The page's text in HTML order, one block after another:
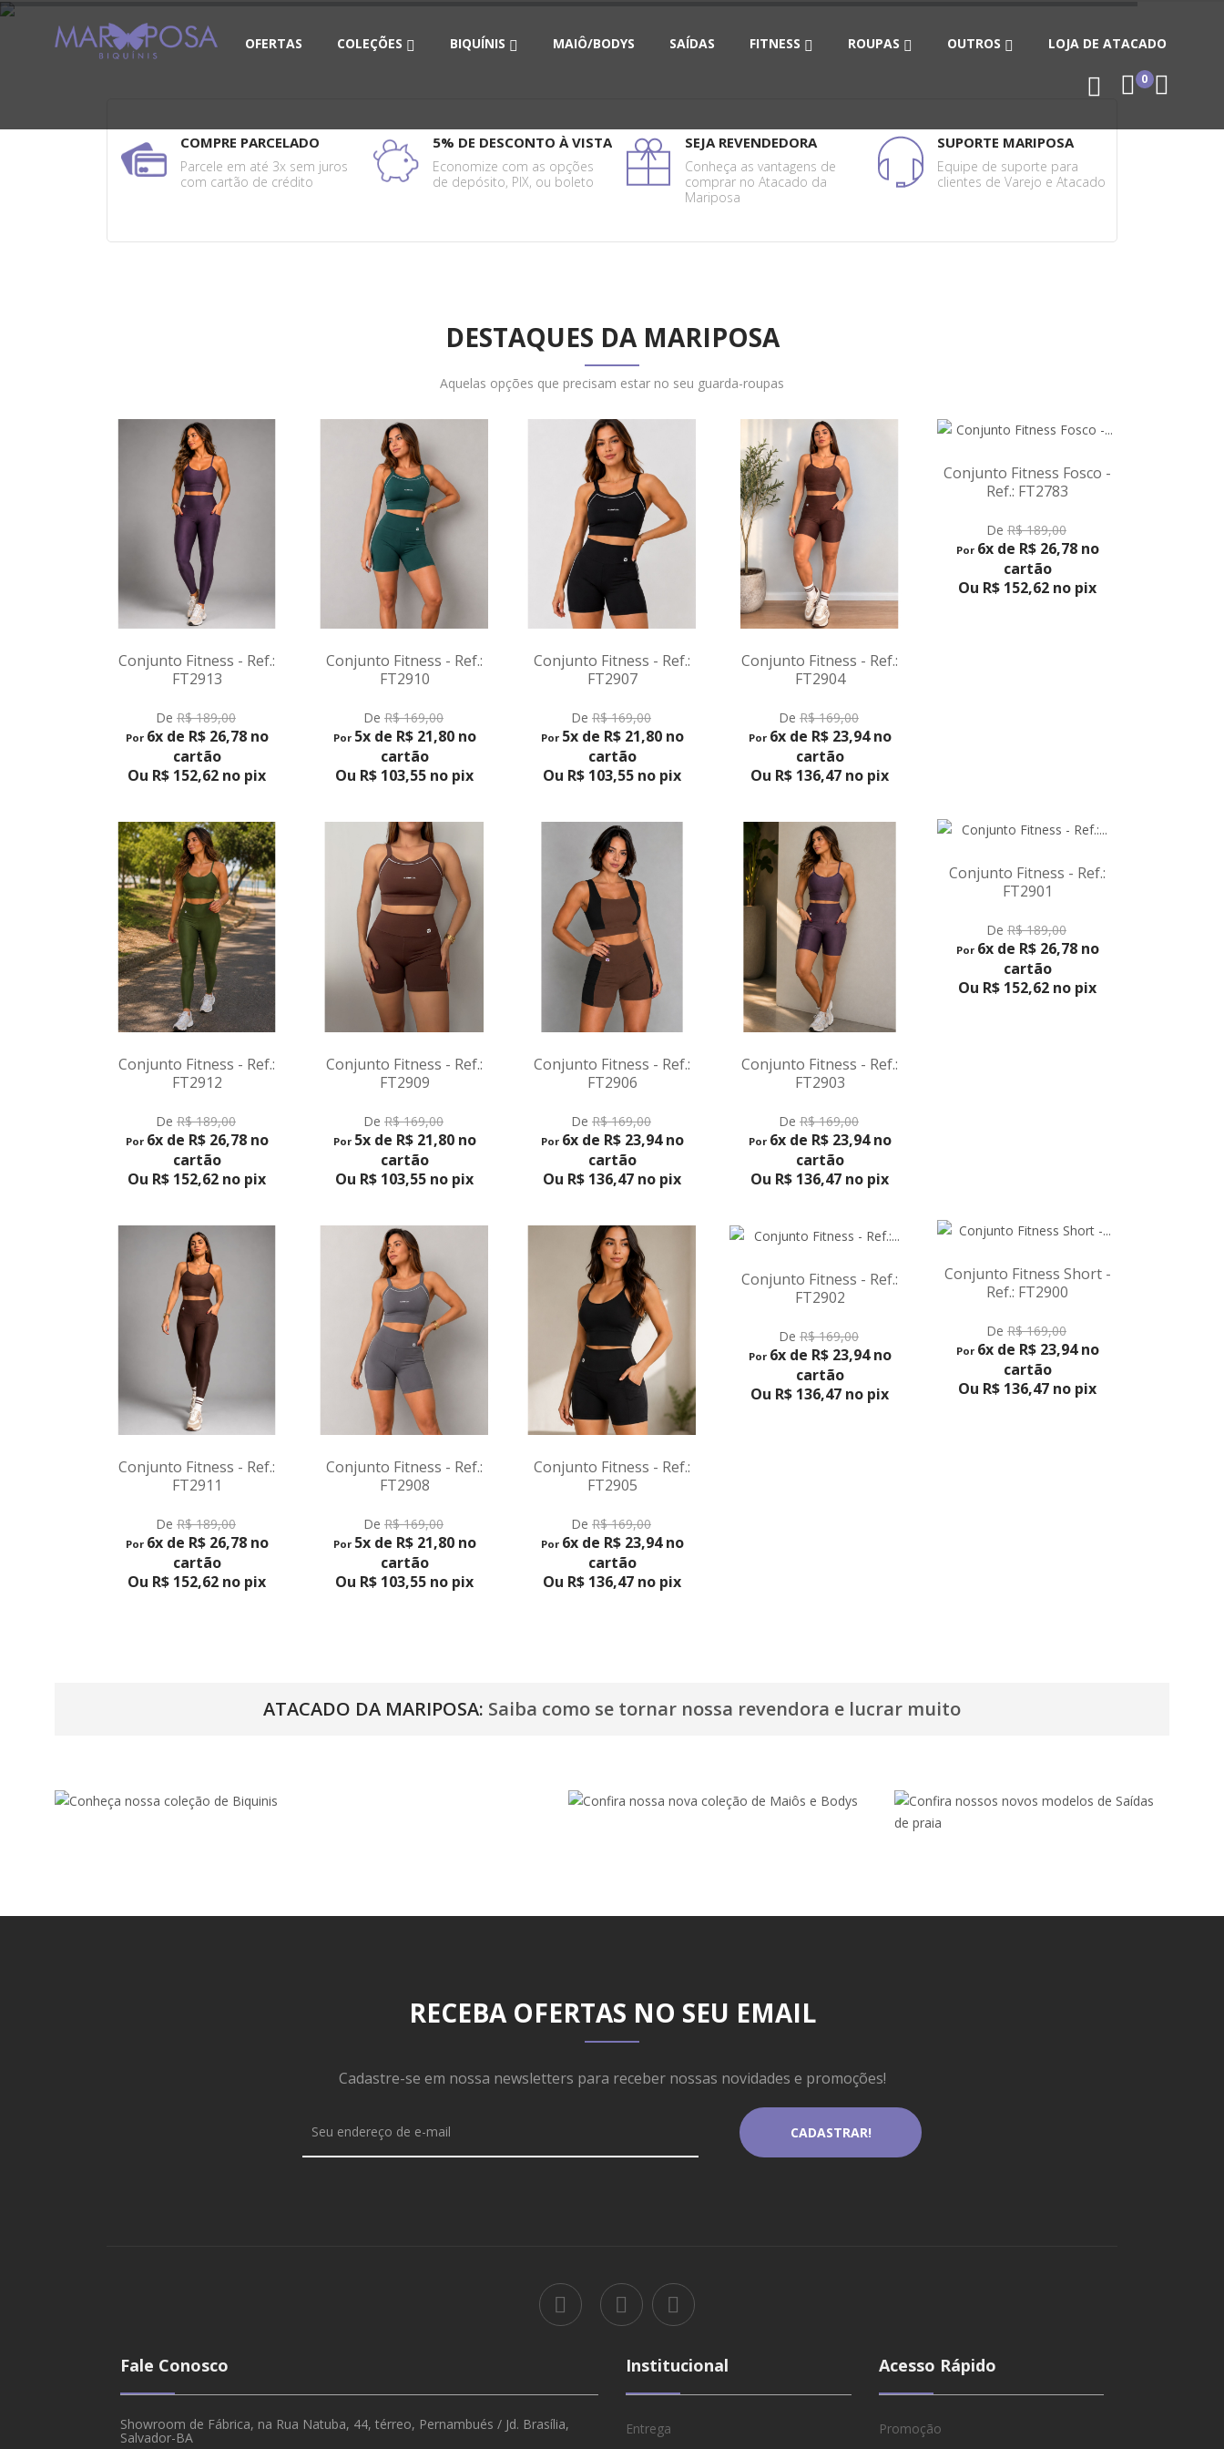
OFERTAS COLEÇÕES BIQUÍNIS MAIÔ/BODYS SAÍDAS FITNESS ROUPAS OUTROS LOJA DE ATACADO
0
COMPRE PARCELADO
Parcele em até 3x sem juros
com cartão de crédito
5% DE DESCONTO À VISTA
Economize com as opções
de depósito, PIX, ou boleto
SEJA REVENDEDORA
Conheça as vantagens de
comprar no Atacado da
Mariposa
SUPORTE MARIPOSA
Equipe de suporte para
clientes de Varejo e Atacado
DESTAQUES DA MARIPOSA
Aquelas opções que precisam estar no seu guarda-roupas
Conjunto Fitness - Ref.:
FT2910
DeR$ 169,00
Por5x de R$ 21,80 no
cartão
Ou R$ 103,55 no pix
Conjunto Fitness - Ref.:
FT2909
DeR$ 169,00
Por5x de R$ 21,80 no
cartão
Ou R$ 103,55 no pix
Conjunto Fitness - Ref.:
FT2908
DeR$ 169,00
Por5x de R$ 21,80 no
cartão
Ou R$ 103,55 no pix
Conjunto Fitness - Ref.:
FT2907
DeR$ 169,00
Por5x de R$ 21,80 no
cartão
Ou R$ 103,55 no pix
Conjunto Fitness - Ref.:
FT2906
DeR$ 169,00
Por6x de R$ 23,94 no
cartão
Ou R$ 136,47 no pix
Conjunto Fitness - Ref.:
FT2905
DeR$ 169,00
Por6x de R$ 23,94 no
cartão
Ou R$ 136,47 no pix
Conjunto Fitness - Ref.:
FT2904
DeR$ 169,00
Por6x de R$ 23,94 no
cartão
Ou R$ 136,47 no pix
Conjunto Fitness - Ref.:
FT2903
DeR$ 169,00
Por6x de R$ 23,94 no
cartão
Ou R$ 136,47 no pix
Conjunto Fitness - Ref.:
FT2902
De R$ 169,00
6x de R$ 23,94 no
cartão
Ou R$ 136,47 no pix
VER PRODUTO
Conjunto Fitness Fosco -
Ref.: FT2783
De R$ 189,00
6x de R$ 26,78 no
cartão
Ou R$ 152,62 no pix
Conjunto Fitness - Ref.:
FT2901
DeR$ 189,00
6x de R$ 26,78 no
cartão
Ou R$ 152,62 no pix
VER PRODUTO
Conjunto Fitness Short -
Ref.: FT2900
DeR$ 169,00
Por6x de R$ 23,94 no
cartão
Ou R$ 136,47 no pix
Conjunto Fitness Short -
Ref.: FT2899
DeR$ 169,00
Por6x de R$ 23,94 no
cartão
Ou R$ 136,47 no pix
Conjunto Fitness Short -
Ref.: FT2898
DeR$ 169,00
Por6x de R$ 23,94 no
cartão
Ou R$ 136,47 no pix
BIQUÍNI CORTINÃO COM
6x de R$ 28,17 no cartão
Ou R$ 160,55 no pix
ATACADO DA MARIPOSA: Saiba como se tornar nossa revendora e lucrar muito
RECEBA OFERTAS NO SEU EMAIL
Cadastre-se em nossa newsletters para receber nossas novidades e promoções!
Fale Conosco
Showroom de Fábrica, na Rua Natuba, 44, térreo, Pernambués / Jd. Brasília,
Salvador-BA
Institucional
Entrega
Acesso Rápido
Promoção